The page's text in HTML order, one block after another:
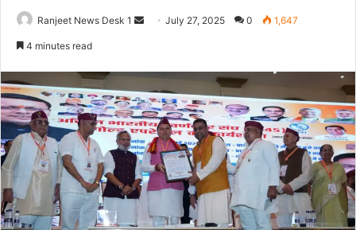
Ranjeet News Desk 1
d
a
n
e
m
a
July 27, 2025 0 1,647
4 minutes read